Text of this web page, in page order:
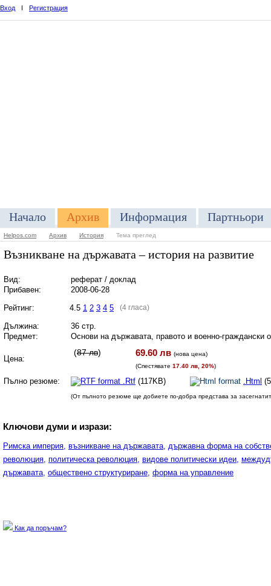
Вход I Регистрация
Начало Архив Информация Партньори
Helpos.com Архив История Тема преглед
Възникване на държавата – история на развитие
Вид:
реферат / доклад
Прибавен:
2008-06-28
Рейтинг:
4.5 1 2 3 4 5 (4 гласа)
Дължина:
36 стр.
Предмет:
Основи на държавата, правото и военно-граждански
Цена:
(87 лв) 69.60 лв (нова цена)
(Спестявате 17.40 лв, 20%)
Пълно резюме: .Rtf (117KB) .Html
(От пълното резюме ще добиете по-добра представа за
Ключови думи и изрази:
Римска империя, възникване на държавата, държавна форма на
революция, политическа революция, видове политически идеи,
държавата, обществено структуриране, форма на управление
Как да поръчам?